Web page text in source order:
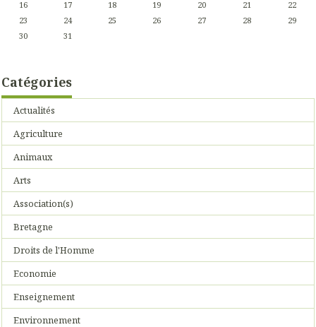
16
17 18 19 20 21
22
23
24 25 26 27 28
29
30
31
Catégories
Actualités
Agriculture
Animaux
Arts
Association(s)
Bretagne
Droits de l'Homme
Economie
Enseignement
Environnement